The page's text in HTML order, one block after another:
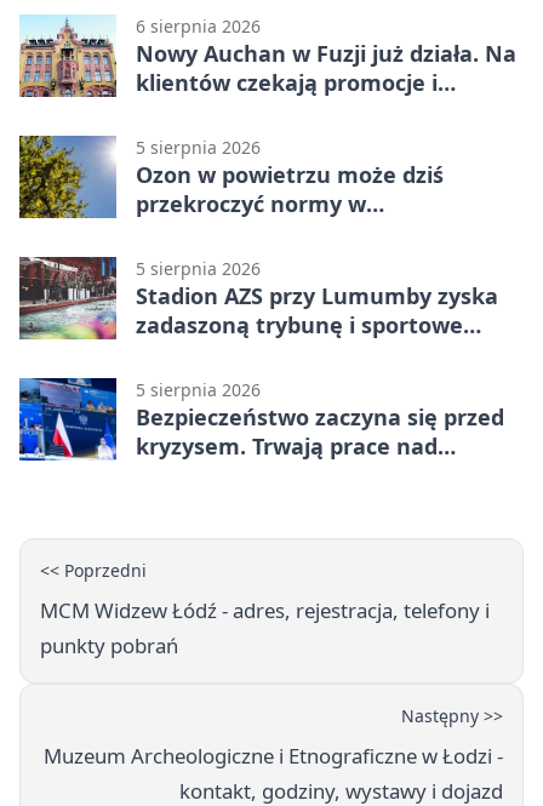
6 sierpnia 2026
Nowy Auchan w Fuzji już działa. Na
klientów czekają promocje i
5 sierpnia 2026
Ozon w powietrzu może dziś
przekroczyć normy w
5 sierpnia 2026
Stadion AZS przy Lumumby zyska
zadaszoną trybunę i sportowe
5 sierpnia 2026
Bezpieczeństwo zaczyna się przed
kryzysem. Trwają prace nad
<< Poprzedni
MCM Widzew Łódź - adres, rejestracja, telefony i
punkty pobrań
Następny >>
Muzeum Archeologiczne i Etnograficzne w Łodzi -
kontakt, godziny, wystawy i dojazd